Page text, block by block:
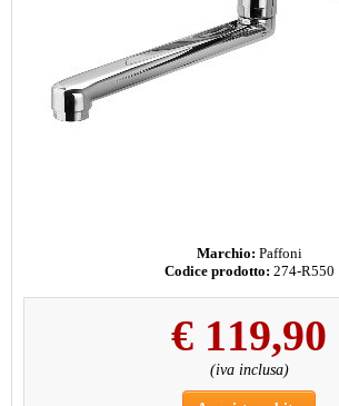
Marchio: Paffoni
Codice prodotto: 274-R550
€ 119,90
(iva inclusa)